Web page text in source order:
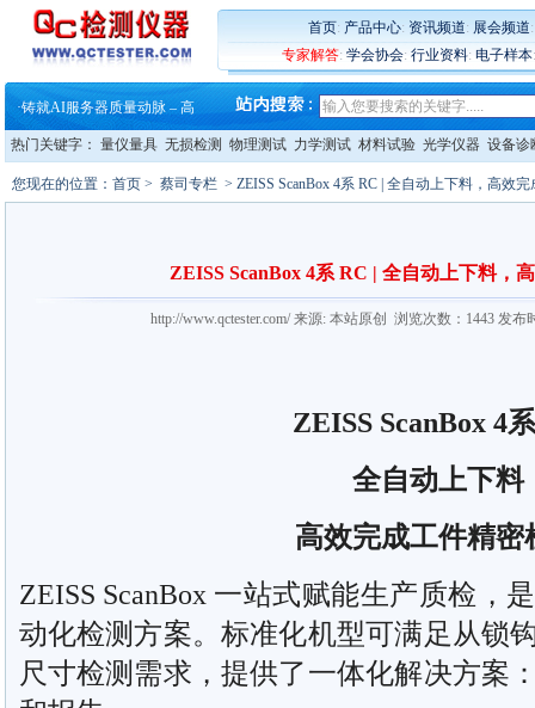
首页: 产品中心: 资讯频道: 展会频道
专家解答: 学会协会: 行业资料: 电子样本
蔡司软件 | 高效变形分析能
铸就AI服务器质量动脉 – 高
·铸就AI服务器质量动脉 – 高
·ZEISS BOSELLO ADR 让内部缺
·蔡司和亿纬锂能达成战略合作
·大牌云集 买家升级 ——26
·铸就AI服务器质量动脉 – 高
大牌云集 买家升级 ——26
热门关键字： 量仪量具 无损检测 物理测试 力学测试 材料试验 光学仪器 设备诊
您现在的位置： 首页 > 蔡司专栏 > ZEISS ScanBox 4系 RC | 全自动上下料，高效
ZEISS ScanBox 4系 RC | 全自动上下料，
http://www.qctester.com/ 来源: 本站原创 浏览次数：1443 发布
ZEISS ScanBox 4
全自动上下料
高效完成工件精密
ZEISS ScanBox 一站式赋能生产质检，
动化检测方案。标准化机型可满足从锁
尺寸检测需求，提供了一体化解决方案